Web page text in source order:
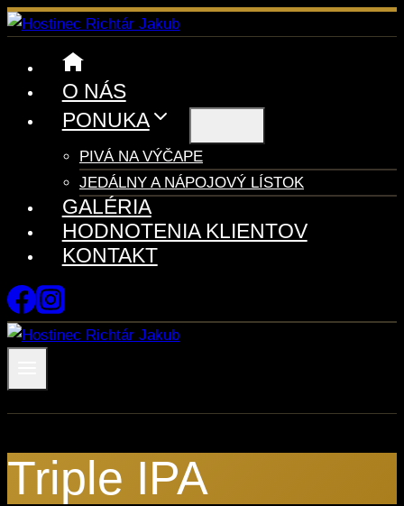
Skip
to
content
O NÁS
PONUKA
PIVÁ NA VÝČAPE
JEDÁLNY A NÁPOJOVÝ LÍSTOK
GALÉRIA
HODNOTENIA KLIENTOV
KONTAKT
Triple IPA